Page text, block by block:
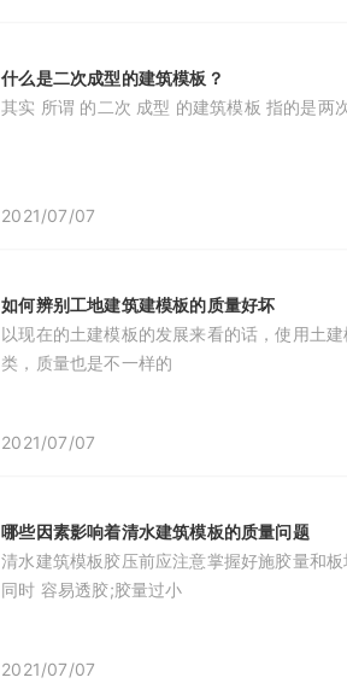
什么是二次成型的建筑模板？
其实 所谓 的二次 成型 的建筑模板 指的是两
2021/07/07
如何辨别工地建筑建模板的质量好坏
以现在的土建模板的发展来看的话，使用土
类，质量也是不一样的
2021/07/07
哪些因素影响着清水建筑模板的质量问题
清水建筑模板胶压前应注意掌握好施胶量和
同时 容易透胶;胶量过小
2021/07/07